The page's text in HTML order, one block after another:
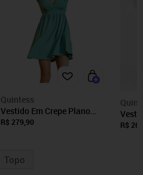
Quintess
Vestido Em Crepe Plano
Maquinetado Verde
R$ 279,90
Preto
R$
Topo